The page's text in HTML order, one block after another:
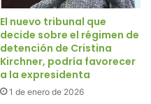
El nuevo tribunal que
decide sobre el régimen de
detención de Cristina
Kirchner, podría favorecer
a la expresidenta
1 de enero de 2026